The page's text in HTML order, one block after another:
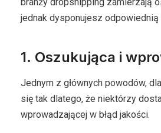
jednak dysponujesz
1. Oszukująca i
Jednym z głównych powodów,
się tak dlatego, że niektórzy
wprowadzającej w błąd jakości.